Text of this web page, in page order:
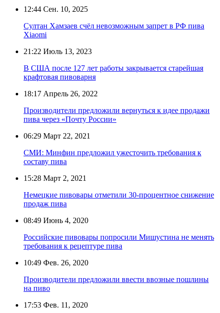
12:44 Сен. 10, 2025
Султан Хамзаев счёл невозможным запрет в РФ пива
Xiaomi
21:22 Июль 13, 2023
В США после 127 лет работы закрывается старейшая
крафтовая пивоварня
18:17 Апрель 26, 2022
Производители предложили вернуться к идее продажи
пива через «Почту России»
06:29 Март 22, 2021
СМИ: Минфин предложил ужесточить требования к
составу пива
15:28 Март 2, 2021
Немецкие пивовары отметили 30-процентное снижение
продаж пива
08:49 Июнь 4, 2020
Российские пивовары попросили Мишустина не менять
требования к рецептуре пива
10:49 Фев. 26, 2020
Производители предложили ввести ввозные пошлины
на пиво
17:53 Фев. 11, 2020